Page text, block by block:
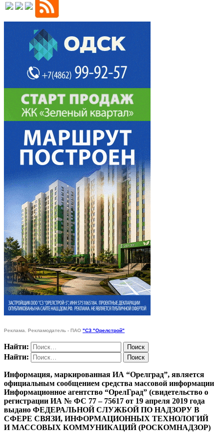
Реклама. Рекламодатель - ПАО "СЗ "Орелстрой"
Найти:
Найти:
Информация, маркированная ИА “Орелград”, является
официальным сообщением средства массовой информации
Информационное агентство “ОрелГрад” (свидетельство о
регистрации ИА № ФС 77 – 75617 от 19 апреля 2019 года
выдано ФЕДЕРАЛЬНОЙ СЛУЖБОЙ ПО НАДЗОРУ В
СФЕРЕ СВЯЗИ, ИНФОРМАЦИОННЫХ ТЕХНОЛОГИЙ
И МАССОВЫХ КОММУНИКАЦИЙ (РОСКОМНАДЗОР)